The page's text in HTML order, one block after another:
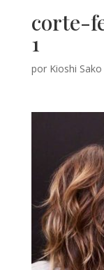
corte-
1
por Kioshi Sako